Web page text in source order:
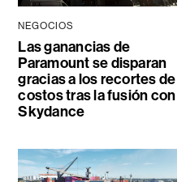
NEGOCIOS
Las ganancias de
Paramount se disparan
gracias a los recortes de
costos tras la fusión con
Skydance